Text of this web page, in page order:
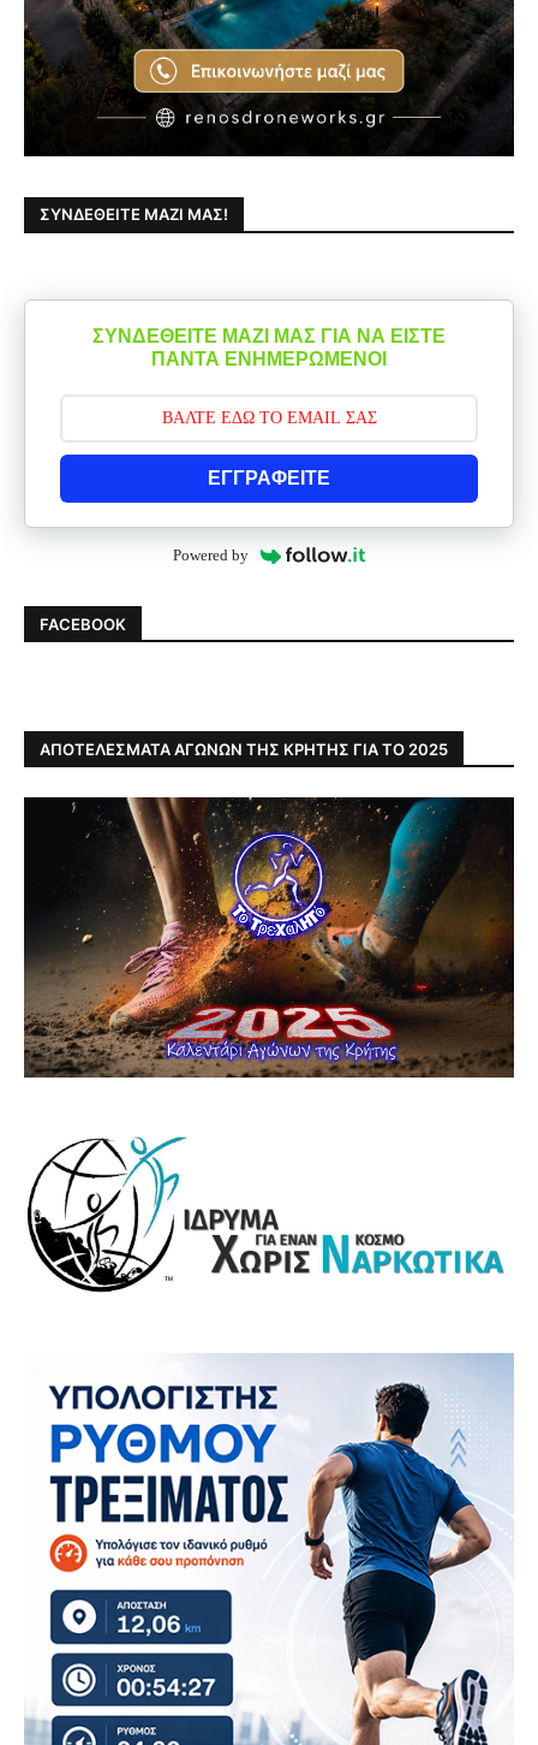
ΣΥΝΔΕΘΕΊΤΕ ΜΑΖΊ ΜΑΣ!
ΣΥΝΔΕΘΕΙΤΕ ΜΑΖΙ ΜΑΣ ΓΙΑ ΝΑ ΕΙΣΤΕ
ΠΑΝΤΑ ΕΝΗΜΕΡΩΜΕΝΟΙ
ΕΓΓΡΑΦΕΙΤΕ
Powered by
FACEBOOK
ΑΠΟΤΕΛΕΣΜΑΤΑ ΑΓΩΝΩΝ ΤΗΣ ΚΡΗΤΗΣ ΓΙΑ ΤΟ 2025